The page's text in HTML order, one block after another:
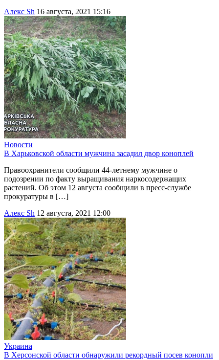
Алекс Sh 16 августа, 2021 15:16
Новости
В Харьковской области мужчина засадил двор коноплей
Правоохранители сообщили 44-летнему мужчине о
подозрении по факту выращивания наркосодержащих
растений. Об этом 12 августа сообщили в пресс-службе
прокуратуры в […]
Алекс Sh 12 августа, 2021 12:00
Украина
В Херсонской области обнаружили рекордный посев конопли